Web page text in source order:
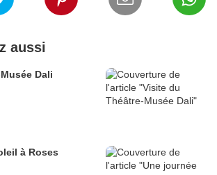
aussi
Dali
à Roses